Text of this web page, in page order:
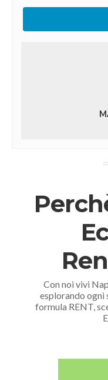
Con noi vivi
esplorando ogni
formula RENT,